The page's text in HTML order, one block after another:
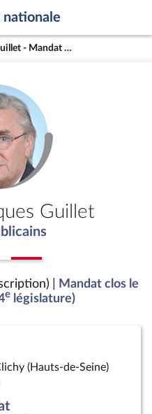
nationale
M. Jean-Jacques Guillet - Mandat clos - Hauts-de-Seine (8e circonscription)
Guillet
| Mandat clos le
e législature)
(Hauts-de-Seine)